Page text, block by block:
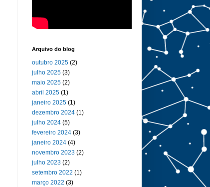
Arquivo do blog
outubro 2025 (2)
julho 2025 (3)
maio 2025 (2)
abril 2025 (1)
janeiro 2025 (1)
dezembro 2024 (1)
julho 2024 (5)
fevereiro 2024 (3)
janeiro 2024 (4)
novembro 2023 (2)
julho 2023 (2)
setembro 2022 (1)
março 2022 (3)